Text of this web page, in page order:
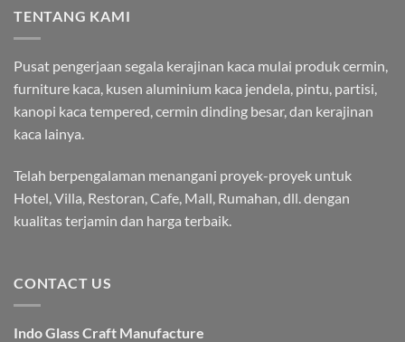
TENTANG KAMI
Pusat pengerjaan segala kerajinan kaca mulai produk cermin,
furniture kaca, kusen aluminium kaca jendela, pintu, partisi,
kanopi kaca tempered, cermin dinding besar, dan kerajinan
kaca lainya.
Telah berpengalaman menangani proyek-proyek untuk
Hotel, Villa, Restoran, Cafe, Mall, Rumahan, dll. dengan
kualitas terjamin dan harga terbaik.
CONTACT US
Indo Glass Craft Manufacture